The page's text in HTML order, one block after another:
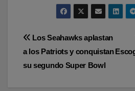
Navegación
de
Los Seahawks aplastan
a los Patriots y conquistan
su segundo Super Bowl